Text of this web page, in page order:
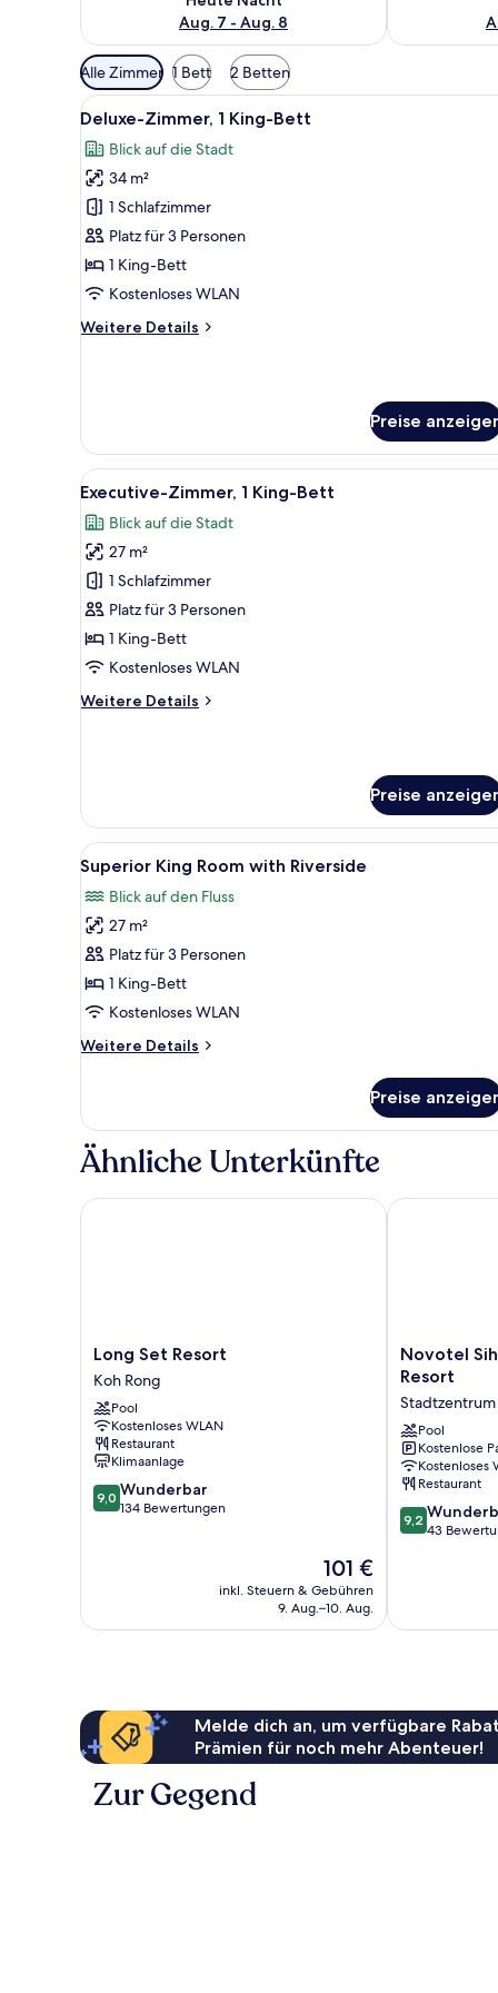
Aug. 7 - Aug. 8
Verfügbare
Filter
für
Zimmer
Alle Zimmer 1 Bett 2 Betten
Alle
Fotos
für
Deluxe-
Zimmer,
1 King-
Bett
anzeigen
Ein modernes Hotelzimmer
8
Deluxe-Zimmer, 1 King-Bett
Blick auf die Stadt
34 m²
1 Schlafzimmer
Platz für 3 Personen
1 King-Bett
Kostenloses WLAN
Weitere Details
Weitere
Bett
Preise
Alle
Fotos
für
Executive-
Zimmer,
1 King-
Bett
anzeigen
Ein modernes Hotelzimmer
7
Executive-Zimmer, 1 King-Bett
Blick auf die Stadt
27 m²
1 Schlafzimmer
Platz für 3 Personen
1 King-Bett
Kostenloses WLAN
Weitere Details
Weitere
Bett
Preise
Alle
Fotos
für
Superior
King
Room
with
anzeigen
Ein Hotelzimmer mit Bett,
3
Superior King Room with Riverside
Blick auf den Fluss
27 m²
Platz für 3 Personen
1 King-Bett
Kostenloses WLAN
Weitere Details
Weitere
King
Room
with
Preise
Ähnliche Unterkünfte
Long
Set
Resort
Koh
Rong
Long Set Resort
Koh Rong
Pool
Kostenloses WLAN
Restaurant
Klimaanlage
9.0
von
9,0 Wunderbar
134 Bewertungen
Der
Preis
beträgt
101 €
inkl. Steuern & Gebühren
9. Aug.–10. Aug.
Long Set Resort
Novotel
Sihanoukville
Resort
Stadtzentrum
von
Sihanoukville
Novotel
Resort
Stadtzentrum
Pool
Kostenlose
Kostenloses
Restaurant
9.2
von
9,2
43
Novotel
Melde dich an, um verfügbare
Prämien für noch mehr Abenteuer!
Zur Gegend